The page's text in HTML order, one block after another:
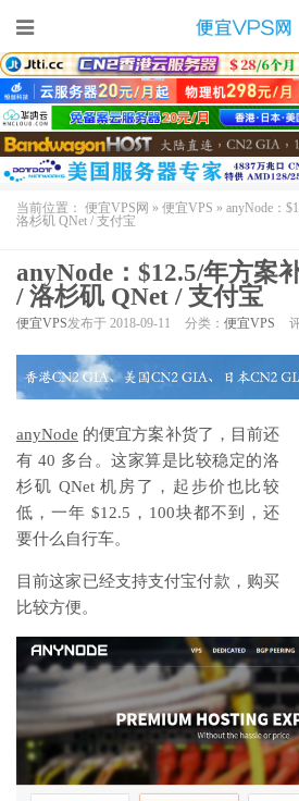
当前位置： 便宜VPS网 » 便宜VPS » anyNode：
洛杉矶 QNet / 支付宝
anyNode：$12.5/年方案
/ 洛杉矶 QNet / 支付宝
便宜VPS发布于 2018-09-11 分类： 便宜VPS
anyNode 的便宜方案补货了，目前还
有 40 多台。这家算是比较稳定的洛
杉矶 QNet 机房了，起步价也比较
低，一年 $12.5，100块都不到，还
要什么自行车。
目前这家已经支持支付宝付款，购买
比较方便。